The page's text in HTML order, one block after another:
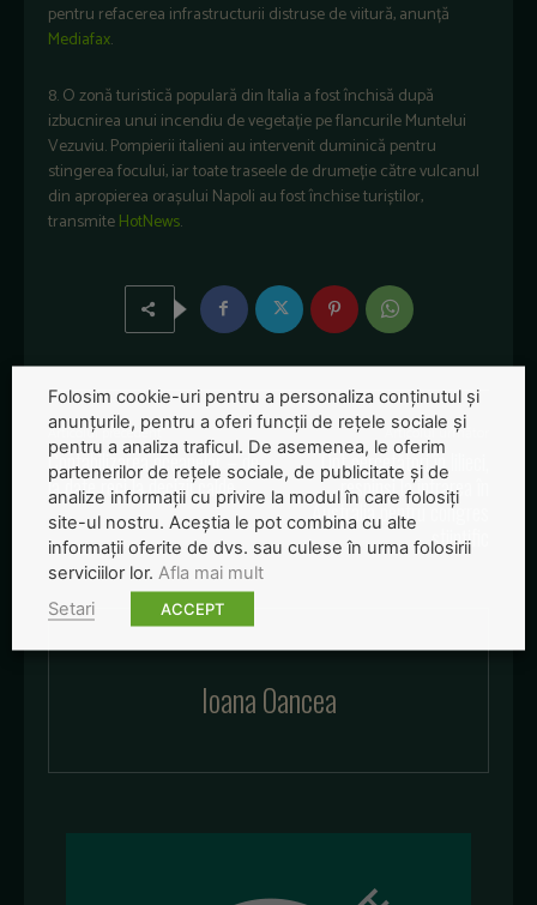
pentru refacerea infrastructurii distruse de viitură, anunță
Mediafax.
8. O zonă turistică populară din Italia a fost închisă după
izbucnirea unui incendiu de vegetație pe flancurile Muntelui
Vezuviu. Pompierii italieni au intervenit duminică pentru
stingerea focului, iar toate traseele de drumeție către vulcanul
din apropierea orașului Napoli au fost închise turiștilor,
transmiteHotNews.
Articolul precedent
Contabilizarea oceanelor – de
la date reci la decizii calde
Articolul următor
Opt cercetători în lilieci,
respinși la intrarea în
Australia pentru congres
științific
Ioana Oancea
Folosim cookie-uri pentru a personaliza conținutul și
anunțurile, pentru a oferi funcții de rețele sociale și
pentru a analiza traficul. De asemenea, le oferim
partenerilor de rețele sociale, de publicitate și de
analize informații cu privire la modul în care folosiți
site-ul nostru. Aceștia le pot combina cu alte
informații oferite de dvs. sau culese în urma folosirii
serviciilor lor. Afla mai mult
Setari
ACCEPT